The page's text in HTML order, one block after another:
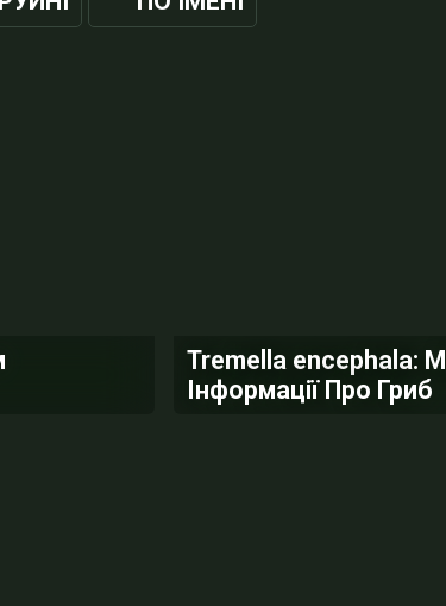
Tremella encephala:
Інформації Про Гриб